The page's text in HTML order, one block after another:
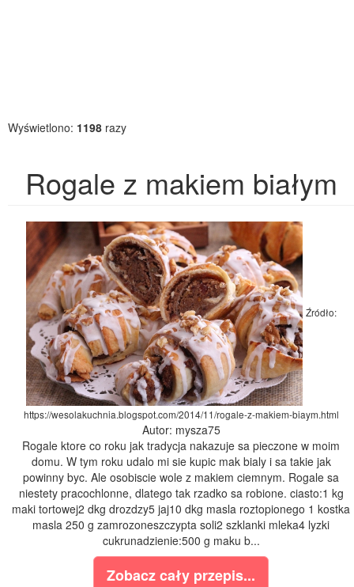
Wyświetlono: 1198 razy
Rogale z makiem białym
Źródło:
https://wesolakuchnia.blogspot.com/2014/11/rogale-z-makiem-biaym.html
Autor: mysza75
Rogale ktore co roku jak tradycja nakazuje sa pieczone w moim
domu. W tym roku udalo mi sie kupic mak bialy i sa takie jak
powinny byc. Ale osobiscie wole z makiem ciemnym. Rogale sa
niestety pracochlonne, dlatego tak rzadko sa robione. ciasto:1 kg
maki tortowej2 dkg drozdzy5 jaj10 dkg masla roztopionego 1 kostka
masla 250 g zamrozoneszczypta soli2 szklanki mleka4 lyzki
cukrunadzienie:500 g maku b...
Zobacz cały przepis...